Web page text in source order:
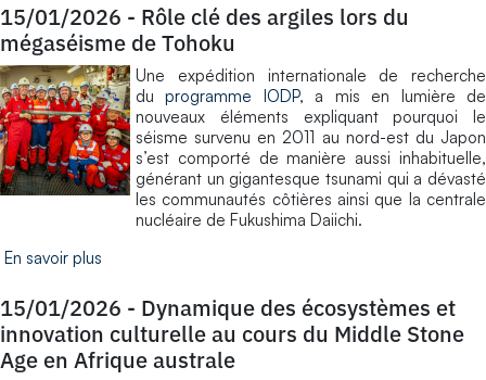
15/01/2026 - Rôle clé des argiles lors du
mégaséisme de Tohoku
Une expédition internationale de recherche
duprogramme IODP, a mis en lumière de
nouveaux éléments expliquant pourquoi le
séisme survenu en 2011 au nord-est du Japon
s’est comporté de manière aussi inhabituelle,
générant un gigantesque tsunami qui a dévasté
les communautés côtières ainsi que la centrale
nucléaire de Fukushima Daiichi.
En savoir plus
15/01/2026 - Dynamique des écosystèmes et
innovation culturelle au cours du Middle Stone
Age en Afrique australe